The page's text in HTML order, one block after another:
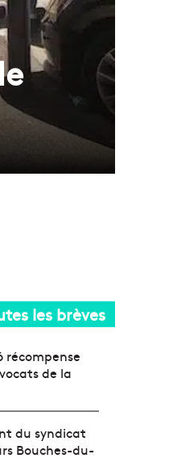
les brèves
récompense
de la
du syndicat
Bouches-du-